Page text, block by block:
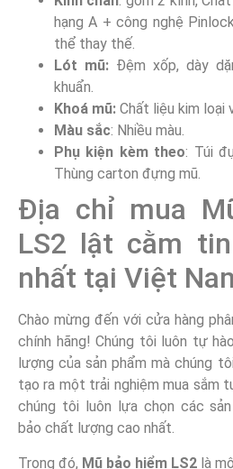
hạng A + công nghệ
thể thay thế.
Lót mũ: Đệm xốp, dày
khuẩn.
Khoá mũ: Chất liệu kim loại
Màu sắc: Nhiều màu.
Phụ kiện kèm theo: Túi
Thùng carton đựng mũ.
Địa chỉ mua
LS2 lật cằm
nhất tại Việt
Chào mừng đến với cửa hàng
chính hãng! Chúng tôi luôn tự
lượng của sản phẩm mà chúng
tạo ra một trải nghiệm mua sắm
chúng tôi luôn lựa chọn các
bảo chất lượng cao nhất.
Trong đó, Mũ bảo hiểm LS2 là